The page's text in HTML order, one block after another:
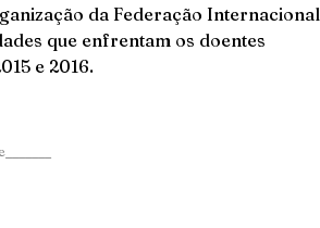
da Federação Internacional
que enfrentam os doentes
e 2016.